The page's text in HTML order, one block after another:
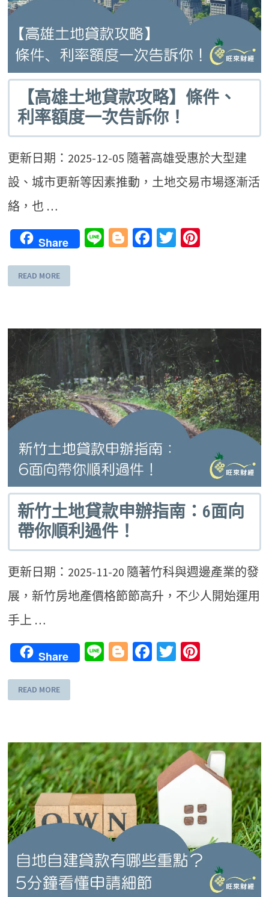
【高雄土地貸款攻略】條件、
利率額度一次告訴你！
更新日期：2025-12-05 隨著高雄受惠於大型建
設、城市更新等因素推動，土地交易市場逐漸活
絡，也 …
Share LineBlogger
Facebook
Twitter
READ MORE
新竹土地貸款申辦指南：6面向
帶你順利過件！
更新日期：2025-11-20 隨著竹科與週邊產業的發
展，新竹房地產價格節節高升，不少人開始運用
手上 …
Share LineBlogger
Facebook
Twitter
READ MORE